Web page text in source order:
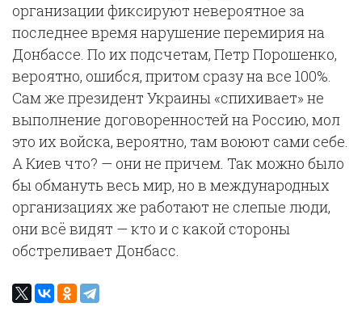
организации фиксируют невероятное за
последнее время нарушение перемирия на
Донбассе. По их подсчетам, Петр Порошенко,
вероятно, ошибся, притом сразу на все 100%.
Сам же президент Украины «спихивает» не
выполнение договоренностей на Россию, мол
это их войска, вероятно, там воюют сами себе.
А Киев что? — они не причем. Так можно было
бы обмануть весь мир, но в международных
организациях же работают не слепые люди,
они всё видят — кто и с какой стороны
обстреливает Донбасс.